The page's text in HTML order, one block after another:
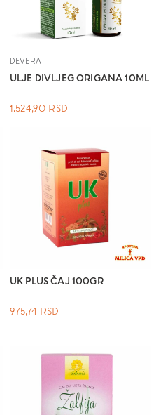
DEVERA
ULJE DIVLJEG ORIGANA 10ML
1.524,90 RSD
UK PLUS ČAJ 100GR
975,74 RSD